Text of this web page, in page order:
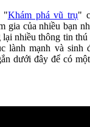
"Khám phá vũ trụ"
gia của nhiều bạn
nhiều thông tin
lành mạnh và sinh
dưới đây để có